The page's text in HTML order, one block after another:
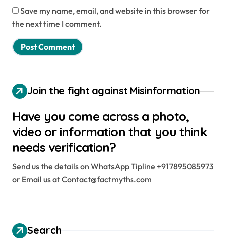
Save my name, email, and website in this browser for
the next time I comment.
Join the fight against Misinformation
Have you come across a photo,
video or information that you think
needs verification?
Send us the details on WhatsApp Tipline +917895085973
or Email us at Contact@factmyths.com
Search